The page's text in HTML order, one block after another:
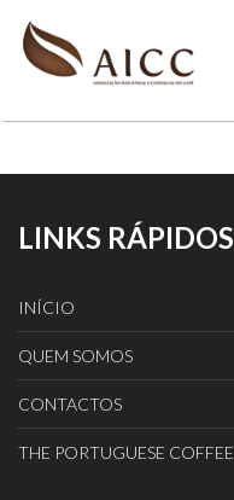
LINKS RÁPIDOS
INÍCIO
QUEM SOMOS
CONTACTOS
THE PORTUGUESE COFFEE